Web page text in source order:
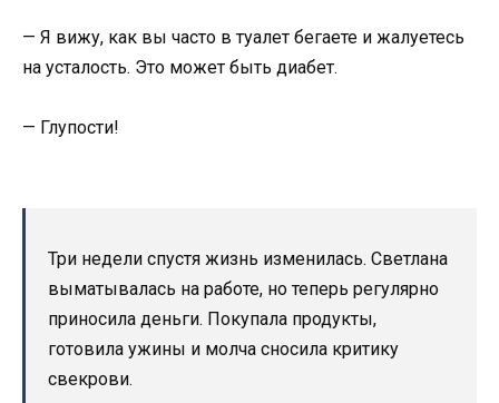
— Я вижу, как вы часто в туалет бегаете и жалуетесь
на усталость. Это может быть диабет.
— Глупости!
Три недели спустя жизнь изменилась. Светлана
выматывалась на работе, но теперь регулярно
приносила деньги. Покупала продукты,
готовила ужины и молча сносила критику
свекрови.